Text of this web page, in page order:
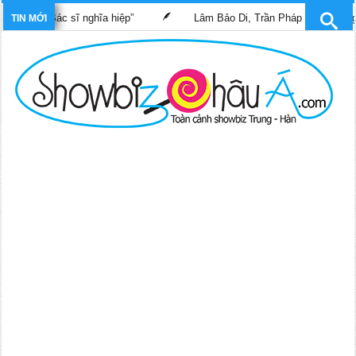
TIN MỚI
nghĩa hiệp” Lâm Bảo Di, Trần Pháp Dung tái ngộ màn ảnh